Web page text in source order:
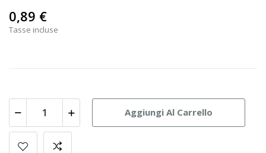
0,89 €
Tasse incluse
Aggiungi Al Carrello